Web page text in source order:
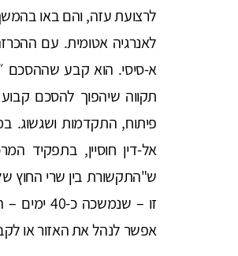
לרצועת עזה, והם באו
לאנרגיה אטומית. עם
א-סיסי. הוא קבע שההסכם
תקווה שיהפוך להסכם
פיתוח, התקדמות ושגשוג.
אל-דין חוסיין, בתפקיד
ש"התקשורת בין שרי החוץ
זו –
אפשר לנהל את האזור או